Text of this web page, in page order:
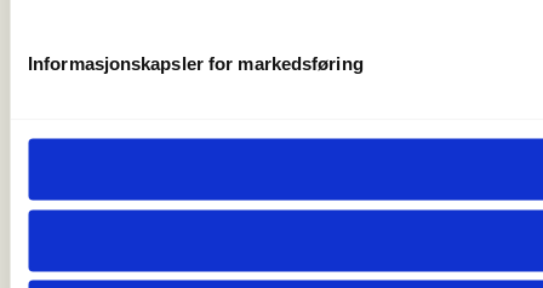
Informasjonskapsler for markedsføring